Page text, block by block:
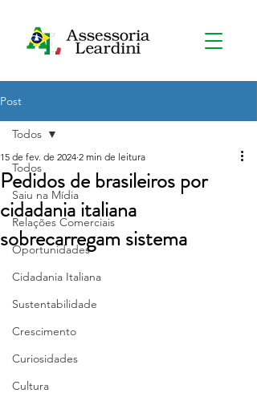
Post
Todos
Saiu na Mídia
Relações Comerciais
Oportunidades
Cidadania Italiana
Sustentabilidade
Crescimento
Curiosidades
Cultura
Todos
Pedidos de brasileiros por
cidadania italiana
sobrecarregam sistema
15 de fev. de 2024 2 min de leitura